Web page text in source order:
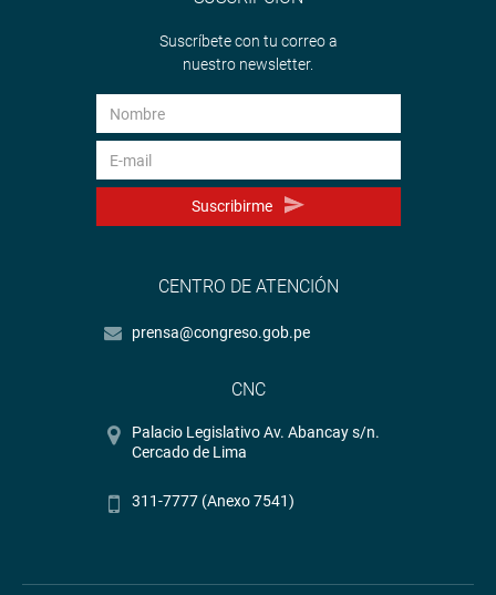
Suscríbete con tu correo a
nuestro newsletter.
Suscribirme
CENTRO DE ATENCIÓN
prensa@congreso.gob.pe
CNC
Palacio Legislativo Av. Abancay s/n.
Cercado de Lima
311-7777 (Anexo 7541)